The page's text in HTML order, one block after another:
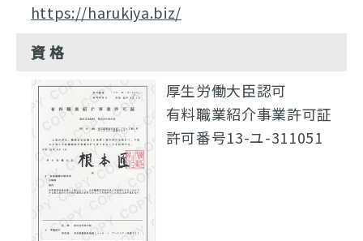
https://harukiya.biz/
資 格
厚生労働大臣認可
有料職業紹介事業許可証
許可番号13-ユ-311051